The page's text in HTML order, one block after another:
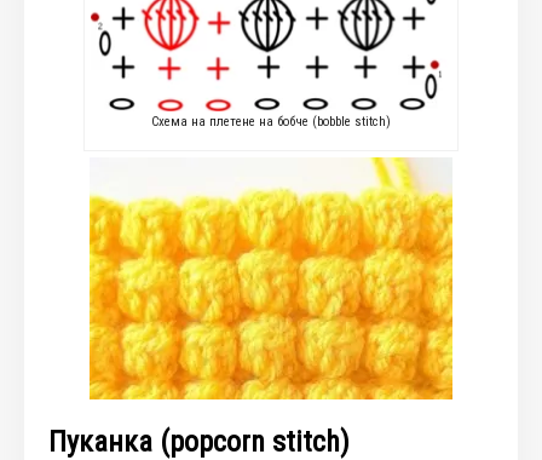
Схема на плетене на бобче (bobble stitch)
Пуканка (popcorn stitch)